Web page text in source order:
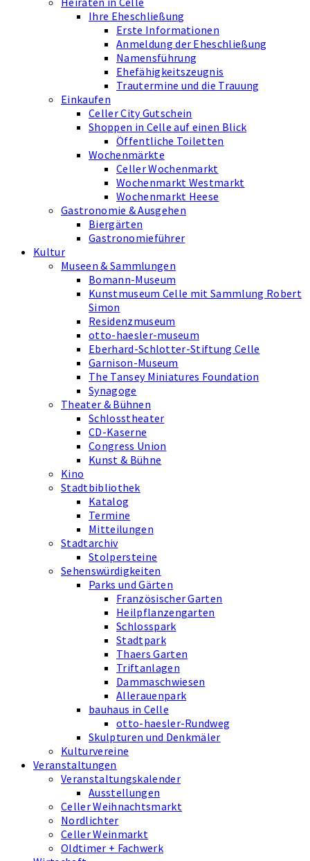
Ihre Eheschließung
Erste Informationen
Anmeldung der Eheschließung
Namensführung
Ehefähigkeits­zeugnis
Trautermine und die Trauung
Einkaufen
Celler City Gutschein
Shoppen in Celle auf einen Blick
Öffentliche Toiletten
Wochenmärkte
Celler Wochenmarkt
Wochenmarkt Westmarkt
Wochenmarkt Heese
Gastronomie & Ausgehen
Biergärten
Gastronomieführer
Kultur
Museen & Sammlungen
Bomann-Museum
Kunstmuseum Celle mit Sammlung Robert
Simon
Residenzmuseum
otto-haesler-museum
Eberhard-Schlotter-Stiftung Celle
Garnison-Museum
The Tansey Miniatures Foundation
Synagoge
Theater & Bühnen
Schlosstheater
CD-Kaserne
Congress Union
Kunst & Bühne
Kino
Stadtbibliothek
Katalog
Termine
Mitteilungen
Stadtarchiv
Stolpersteine
Sehenswürdigkeiten
Parks und Gärten
Französischer Garten
Heilpflanzengarten
Schlosspark
Stadtpark
Thaers Garten
Triftanlagen
Dammaschwiesen
Allerauenpark
bauhaus in Celle
otto-haesler-Rundweg
Skulpturen und Denkmäler
Kulturvereine
Veranstaltungen
Veranstaltungskalender
Ausstellungen
Celler Weihnachtsmarkt
Nordlichter
Celler Weinmarkt
Oldtimer + Fachwerk